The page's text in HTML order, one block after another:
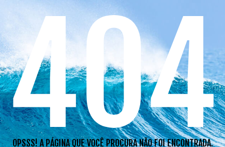
404
OPSSS! A PÁGINA QUE VOCÊ PROCURA NÃO FOI ENCONTRADA.